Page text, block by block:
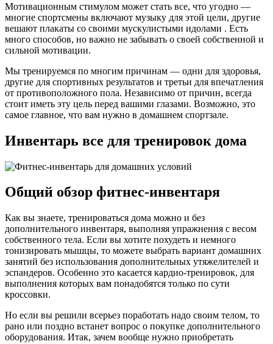
Мотивационным стимулом может стать все, что угодно —
многие спортсмены включают музыку для этой цели, другие
вешают плакаты со своими мускулистыми идолами . Есть
много способов, но важно не забывать о своей собственной и
сильной мотивации.
Мы тренируемся по многим причинам — одни для здоровья,
другие для спортивных результатов и третьи для впечатления
от противоположного пола. Независимо от причин, всегда
стоит иметь эту цель перед вашими глазами. Возможно, это
самое главное, что вам нужно в домашнем спортзале.
Инвентарь все для тренировок дома
Общий обзор фитнес-инвентаря
Как вы знаете, тренироваться дома можно и без
дополнительного инвентаря, выполняя упражнения с весом
собственного тела. Если вы хотите похудеть и немного
тонизировать мышцы, то можете выбрать вариант домашних
занятий без использования дополнительных утяжелителей и
эспандеров. Особенно это касается кардио-тренировок, для
выполнения которых вам понадобятся только по сути
кроссовки.
Но если вы решили всерьез поработать надо своим телом, то
рано или поздно встанет вопрос о покупке дополнительного
оборудования. Итак, зачем вообще нужно приобретать